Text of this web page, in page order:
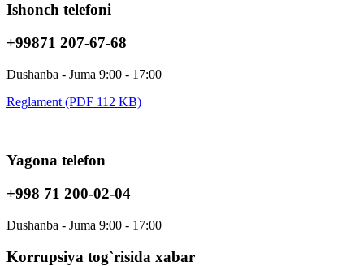
Ishonch telefoni
+99871 207-67-68
Dushanba - Juma 9:00 - 17:00
Reglament (PDF 112 KB)
Yagona telefon
+998 71 200-02-04
Dushanba - Juma 9:00 - 17:00
Korrupsiya tog`risida xabar